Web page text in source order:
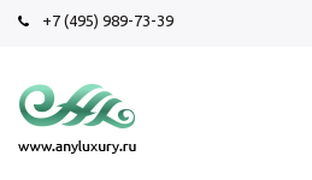
+7 (495) 989-73-39